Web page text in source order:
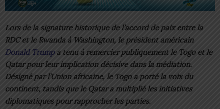
Lors de la signature historique de l’accord de paix entre la
RDC et le Rwanda à Washington, le président américain
Donald Trumpa tenu à remercier publiquement le Togo et le
Qatar pour leur implication décisive dans la médiation.
Désigné par l’Union africaine, le Togo a porté la voix du
continent, tandis que le Qatar a multiplié les initiatives
diplomatiques pour rapprocher les parties.